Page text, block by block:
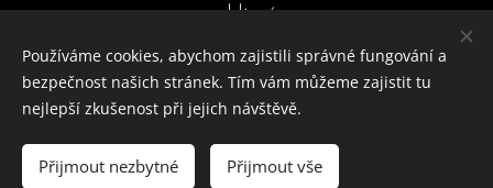
sklizní
© 2026 Všechna práva vyhrazena
Vytvořeno službou Webnode
Používáme cookies, abychom zajistili správné fungování a
bezpečnost našich stránek. Tím vám můžeme zajistit tu
nejlepší zkušenost při jejich návštěvě.
Přijmout nezbytné Přijmout vše